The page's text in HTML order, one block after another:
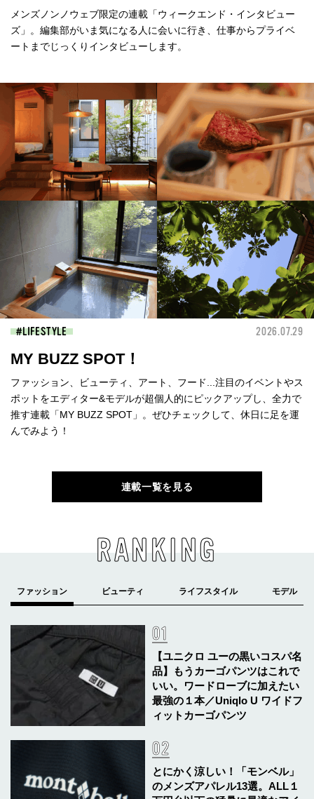
メンズノンノウェブ限定の連載「ウィークエンド・インタビュー
ズ」。編集部がいま気になる人に会いに行き、仕事からプライベ
ートまでじっくりインタビューします。
LIFESTYLE 2026.07.29
MY BUZZ SPOT！
ファッション、ビューティ、アート、フード...注目のイベントやス
ポットをエディター&モデルが超個人的にピックアップし、全力で
推す連載「MY BUZZ SPOT」。ぜひチェックして、休日に足を運
んでみよう！
連載一覧を見る
RANKING
【ユニクロ ユーの黒いコスパ名
品】もうカーゴパンツはこれで
いい。ワードローブに加えたい
最強の１本／Uniqlo U ワイドフ
ィットカーゴパンツ
とにかく涼しい！「モンベル」
のメンズアパレル13選。ALL１